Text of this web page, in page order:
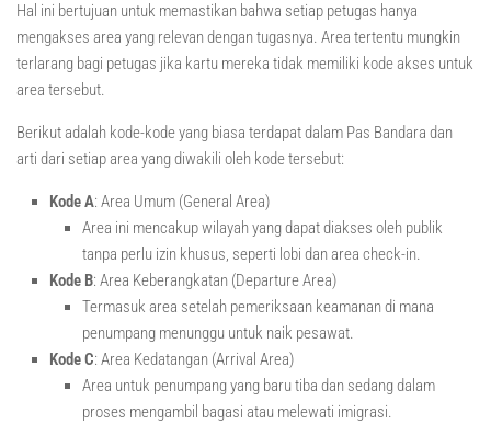
Hal ini bertujuan untuk memastikan bahwa setiap petugas hanya
mengakses area yang relevan dengan tugasnya. Area tertentu mungkin
terlarang bagi petugas jika kartu mereka tidak memiliki kode akses untuk
area tersebut.
Berikut adalah kode-kode yang biasa terdapat dalam Pas Bandara dan
arti dari setiap area yang diwakili oleh kode tersebut:
Kode A: Area Umum (General Area)
Area ini mencakup wilayah yang dapat diakses oleh publik
tanpa perlu izin khusus, seperti lobi dan area check-in.
Kode B: Area Keberangkatan (Departure Area)
Termasuk area setelah pemeriksaan keamanan di mana
penumpang menunggu untuk naik pesawat.
Kode C: Area Kedatangan (Arrival Area)
Area untuk penumpang yang baru tiba dan sedang dalam
proses mengambil bagasi atau melewati imigrasi.